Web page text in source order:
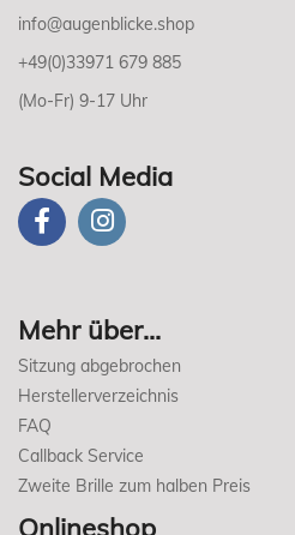
info@augenblicke.shop
+49(0)33971 679 885
(Mo-Fr) 9-17 Uhr
Social Media
Mehr über...
Sitzung abgebrochen
Herstellerverzeichnis
FAQ
Callback Service
Zweite Brille zum halben Preis
Onlineshop